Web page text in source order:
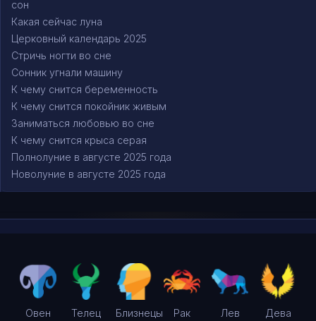
сон
Какая сейчас луна
Церковный календарь 2025
Стричь ногти во сне
Сонник угнали машину
К чему снится беременность
К чему снится покойник живым
Заниматься любовью во сне
К чему снится крыса серая
Полнолуние в августе 2025 года
Новолуние в августе 2025 года
Овен Телец Близнецы Рак Лев Дева